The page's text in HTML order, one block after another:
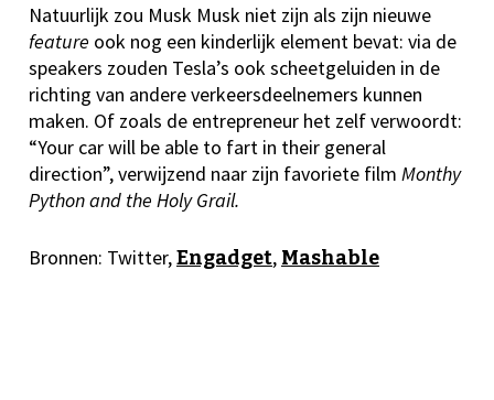
Natuurlijk zou Musk Musk niet zijn als zijn nieuwe
feature ook nog een kinderlijk element bevat: via de
speakers zouden Tesla’s ook scheetgeluiden in de
richting van andere verkeersdeelnemers kunnen
maken. Of zoals de entrepreneur het zelf verwoordt:
“Your car will be able to fart in their general
direction”, verwijzend naar zijn favoriete film Monthy
Python and the Holy Grail.
Bronnen: Twitter,Engadget, Mashable